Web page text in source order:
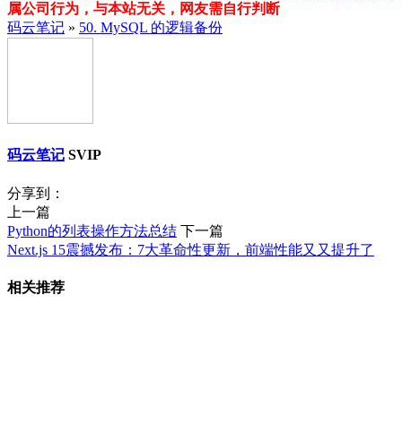
属公司行为，与本站无关，网友需自行判断
码云笔记 » 50. MySQL 的逻辑备份
码云笔记 SVIP
分享到：
上一篇
Python的列表操作方法总结 下一篇
Next.js 15震撼发布：7大革命性更新，前端性能又又提升了
相关推荐